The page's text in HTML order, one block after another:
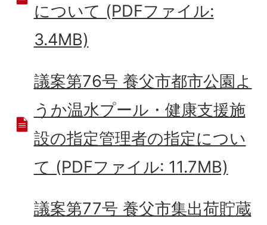
について (PDFファイル:
3.4MB)
議案第76号 養父市都市公園よ
うか温水プール・健康支援施
設の指定管理者の指定につい
て (PDFファイル: 11.7MB)
議案第77号 養父市集出荷貯蔵